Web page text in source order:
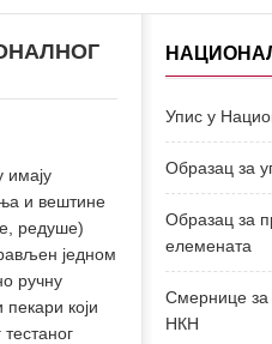
имају
и вештине
редуше)
једном
ручну
који
Упис у
Образац за
Образац за
елемената
Смернице за
НКН